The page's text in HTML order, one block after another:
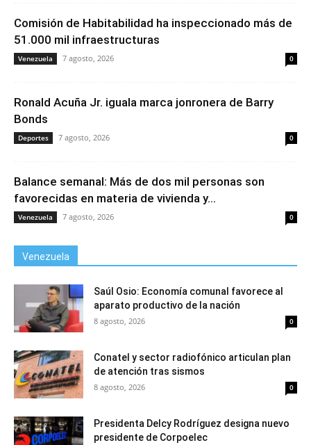
Comisión de Habitabilidad ha inspeccionado más de
51.000 mil infraestructuras
Venezuela 7 agosto, 2026 0
Ronald Acuña Jr. iguala marca jonronera de Barry
Bonds
Deportes 7 agosto, 2026 0
Balance semanal: Más de dos mil personas son
favorecidas en materia de vivienda y...
Venezuela 7 agosto, 2026 0
Venezuela
Saúl Osio: Economía comunal favorece al
aparato productivo de la nación
8 agosto, 2026 0
Conatel y sector radiofónico articulan plan
de atención tras sismos
8 agosto, 2026 0
Presidenta Delcy Rodríguez designa nuevo
presidente de Corpoelec